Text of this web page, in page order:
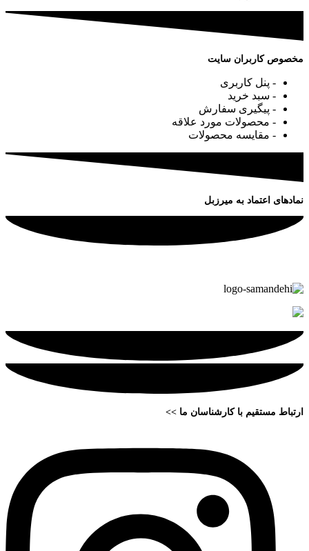
مخصوص کاربران سایت
- پنل کاربری
- سبد خرید
- پیگیری سفارش
- محصولات مورد علاقه
- مقایسه محصولات
نمادهای اعتماد به میرزبل
ارتباط مستقیم با کارشناسان ما >>